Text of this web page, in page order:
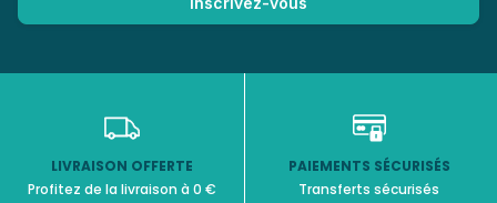
LIVRAISON OFFERTE
Profitez de la livraison à 0 €
PAIEMENTS SÉCURISÉS
Transferts sécurisés